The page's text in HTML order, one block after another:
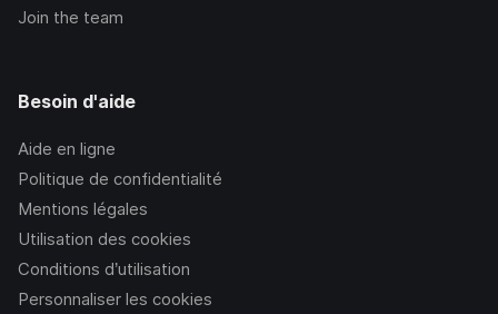
Join the team
Besoin d'aide
Aide en ligne
Politique de confidentialité
Mentions légales
Utilisation des cookies
Conditions d’utilisation
Personnaliser les cookies